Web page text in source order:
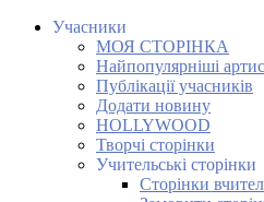
Учасники
МОЯ СТОРІНКА
Найпопулярніші
Публікації учасників
Додати новину
HOLLYWOOD
Творчі сторінки
Учительські сторінки
Сторінки